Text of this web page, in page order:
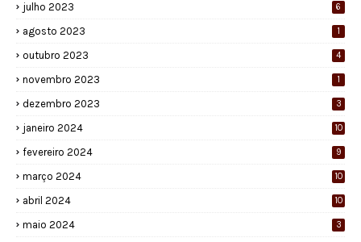
julho 2023 6
agosto 2023 1
outubro 2023 4
novembro 2023 1
dezembro 2023 3
janeiro 2024 10
fevereiro 2024 9
março 2024 10
abril 2024 10
maio 2024 3